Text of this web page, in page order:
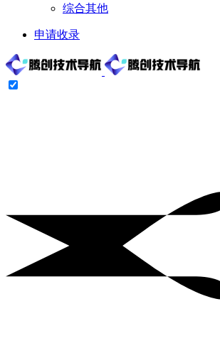
综合其他
申请收录